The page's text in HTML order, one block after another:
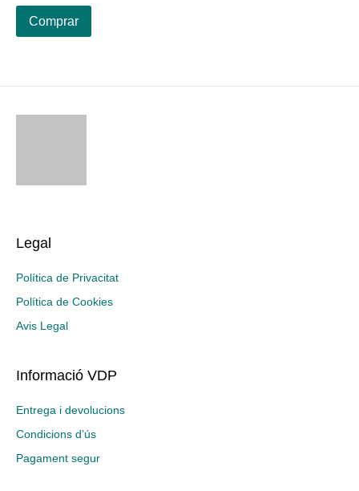
Comprar
Legal
Política de Privacitat
Política de Cookies
Avis Legal
Informació VDP
Entrega i devolucions
Condicions d’ús
Pagament segur